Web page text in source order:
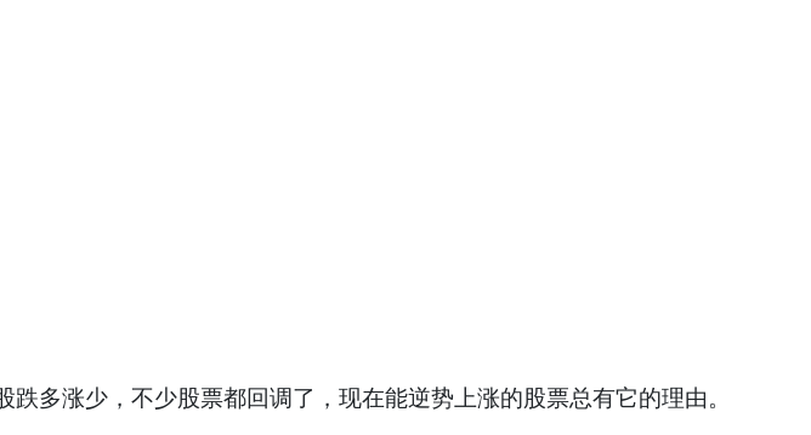
多涨少，不少股票都回调了，现在能逆势上涨的股票总有它的理由。